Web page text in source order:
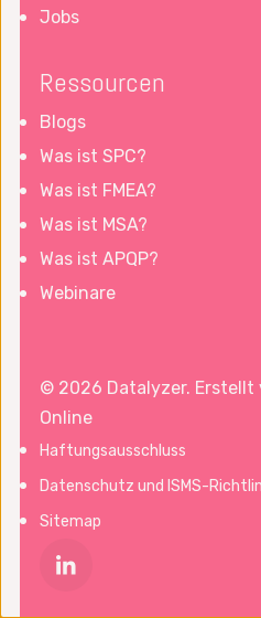
Jobs
Ressourcen
Blogs
Was ist SPC?
Was ist FMEA?
Was ist MSA?
Was ist APQP?
Webinare
© 2026 Datalyzer. Erstellt
Online
Haftungsausschluss
Datenschutz und ISMS-
Sitemap